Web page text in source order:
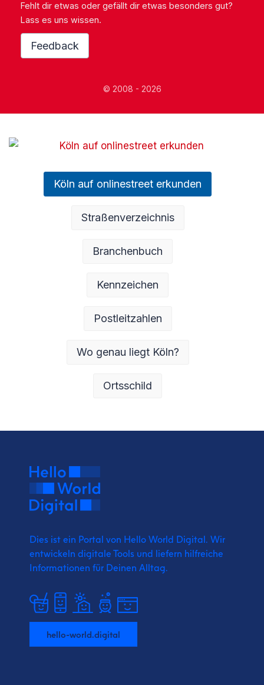
Fehlt dir etwas oder gefällt dir etwas besonders gut?
Lass es uns wissen.
Feedback
© 2008 - 2026
Köln auf onlinestreet erkunden
Straßenverzeichnis
Branchenbuch
Kennzeichen
Postleitzahlen
Wo genau liegt Köln?
Ortsschild
Dies ist ein Portal von Hello World Digital. Wir
entwickeln digitale Tools und liefern hilfreiche
Informationen für Deinen Alltag.
hello-world.digital